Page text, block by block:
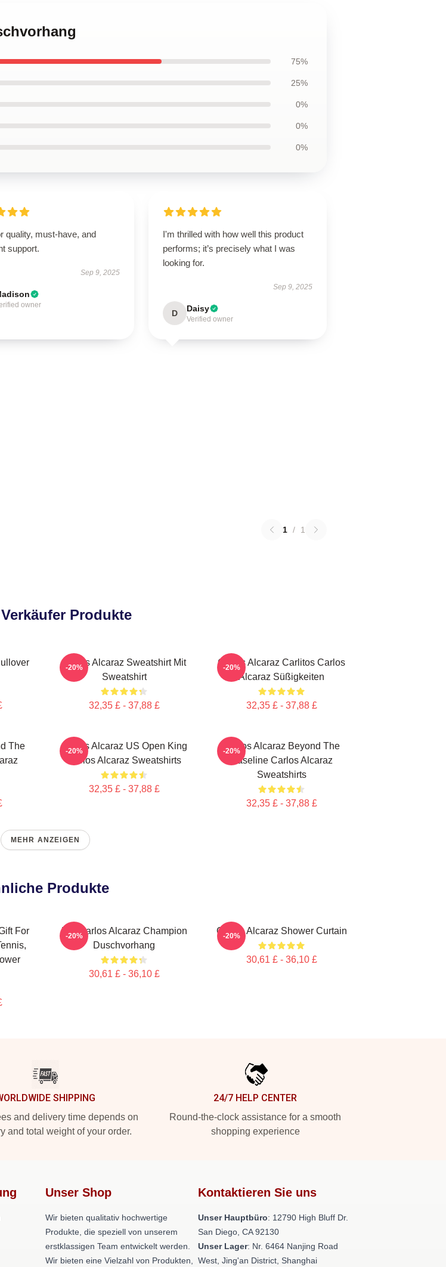
75%
25%
0%
0%
0%
quality, must-have, and
support.
Sep 9, 2025
owner
I'm thrilled with how well this product
performs; it’s precisely what I was
looking for.
Sep 9, 2025
D Daisy
Verified owner
1 / 1
Produkte
Carlos Alcaraz Sweatshirt Mit
Sweatshirt
32,35 £ - 37,88 £
-20%
Carlos Alcaraz Carlitos Carlos
Alcaraz Süßigkeiten
32,35 £ - 37,88 £
-20%
The
Carlos Alcaraz US Open King
Carlos Alcaraz Sweatshirts
32,35 £ - 37,88 £
-20%
Carlos Alcaraz Beyond The
Baseline Carlos Alcaraz
Sweatshirts
32,35 £ - 37,88 £
-20%
MEHR ANZEIGEN
Produkte
For
Die Carlos Alcaraz Champion
Duschvorhang
30,61 £ - 36,10 £
-20% Carlos Alcaraz Shower Curtain
30,61 £ - 36,10 £
-20%
SHIPPING
and delivery time depends on
and total weight of your order.
24/7 HELP CENTER
Round-the-clock assistance for a smooth
shopping experience
Unser Shop
Wir bieten qualitativ hochwertige
Produkte, die speziell von unserem
erstklassigen Team entwickelt werden.
Wir bieten eine Vielzahl von Produkten,
Kontaktieren Sie uns
Unser Hauptbüro: 12790 High Bluff Dr.
San Diego, CA 92130
Unser Lager: Nr. 6464 Nanjing Road
West, Jing'an District, Shanghai